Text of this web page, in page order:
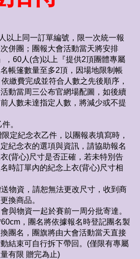
以上同一訂單編號，限一次統一報
併團；團報大會活動當天將安排
，60人(含)以上『提供2頂團體專屬
帳篷數量至多2頂，因場地限制帳
繳費完成並符合人數之先後順序，
動當周三公布官網場配圖，如後續
人數未達指定人數，將減少或不提
。
定紀念衣乙件，以團報表填寫時，
紀念衣的選項與資訊，請協助報名
(背心)尺寸是否正確，若未特別告
時訂單內的紀念上衣(背心)尺寸相
物資，請恕無法更改尺寸，收到商
換商品。
與物資一起於賽前一周分批寄達。
，團名將依據報名時登記團名製
團名，團旗將由大會活動當天直接
結束可自行拆下帶回。(僅限有專屬
有限 贈完為止)